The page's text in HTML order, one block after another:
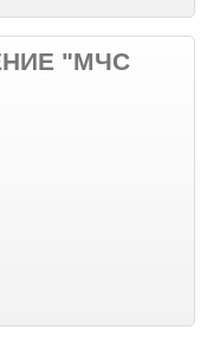
"МЧС